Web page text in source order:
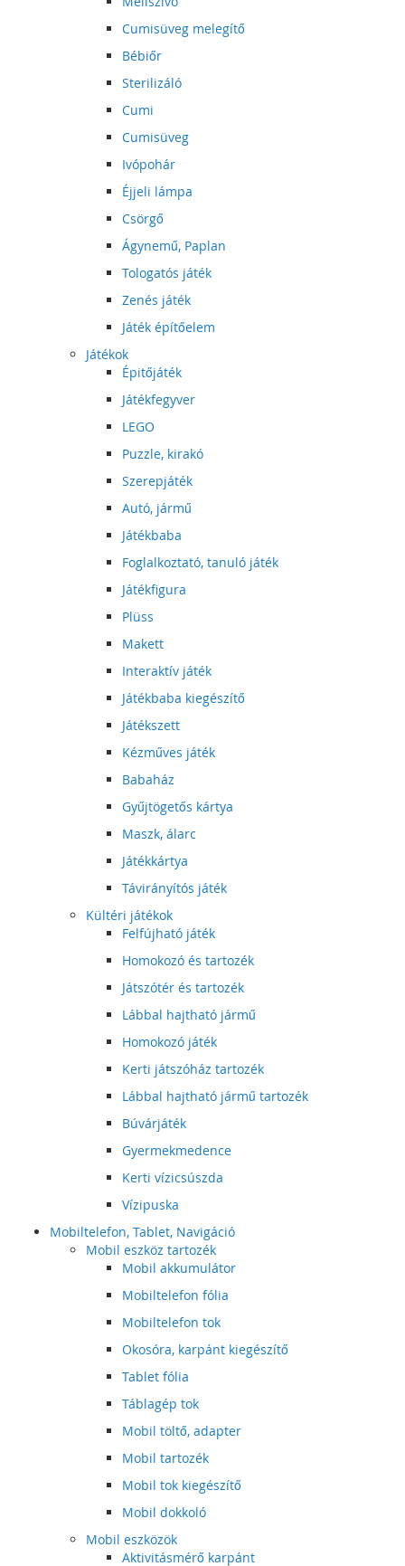
Cumisüveg melegítő
Bébiőr
Sterilizáló
Cumi
Cumisüveg
Ivópohár
Éjjeli lámpa
Csörgő
Ágynemű, Paplan
Tologatós játék
Zenés játék
Játék építőelem
Játékok
Épitőjáték
Játékfegyver
LEGO
Puzzle, kirakó
Szerepjáték
Autó, jármű
Játékbaba
Foglalkoztató, tanuló játék
Játékfigura
Plüss
Makett
Interaktív játék
Játékbaba kiegészítő
Játékszett
Kézműves játék
Babaház
Gyűjtögetős kártya
Maszk, álarc
Játékkártya
Távirányítós játék
Kültéri játékok
Felfújható játék
Homokozó és tartozék
Játszótér és tartozék
Lábbal hajtható jármű
Homokozó játék
Kerti játszóház tartozék
Lábbal hajtható jármű tartozék
Búvárjáték
Gyermekmedence
Kerti vízicsúszda
Vízipuska
Mobiltelefon, Tablet, Navigáció
Mobil eszköz tartozék
Mobil akkumulátor
Mobiltelefon fólia
Mobiltelefon tok
Okosóra, karpánt kiegészítő
Tablet fólia
Táblagép tok
Mobil töltő, adapter
Mobil tartozék
Mobil tok kiegészítő
Mobil dokkoló
Mobil eszközök
Aktivitásmérő karpánt